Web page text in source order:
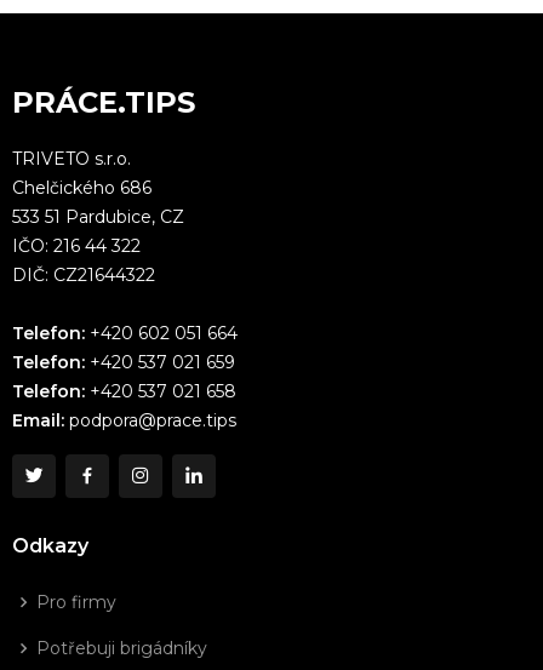
PRÁCE.TIPS
TRIVETO s.r.o.
Chelčického 686
533 51 Pardubice, CZ
IČO: 216 44 322
DIČ: CZ21644322
Telefon: +420 602 051 664
Telefon: +420 537 021 659
Telefon: +420 537 021 658
Email: podpora@prace.tips
Odkazy
Pro firmy
Potřebuji brigádníky